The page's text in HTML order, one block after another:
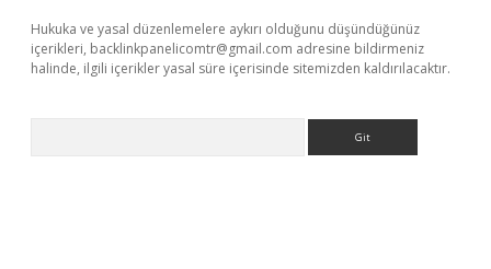
Hukuka ve yasal düzenlemelere aykırı olduğunu düşündüğünüz
içerikleri, backlinkpanelicomtr@gmail.com adresine bildirmeniz
halinde, ilgili içerikler yasal süre içerisinde sitemizden kaldırılacaktır.